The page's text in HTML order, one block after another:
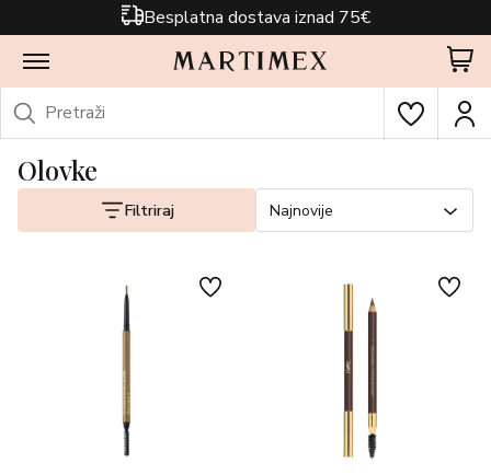
Besplatna dostava iznad 75€
Olovke
Filtriraj Najnovije